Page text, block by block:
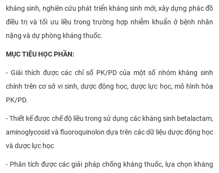
kháng sinh, nghiên cứu phát triển kháng sinh mới, xây dựng phác đồ
điều trị và tối ưu liều trong trường hợp nhiễm khuẩn ở bệnh nhân
nặng và dự phòng kháng thuốc.
MỤCTIÊU HỌC PHẦN:
- Giải thích được các chỉ số PK/PD của một số nhóm kháng sinh
chính trên cơ sở vi sinh, dược động học, dược lực học, mô hình hóa
PK/PD.
- Thiết kế được chế độ liều trong sử dụng các kháng sinh betalactam,
aminoglycosid và fluoroquinolon dựa trên các dữ liệu dược động học
và dược lực học
- Phân tích được các giải pháp chống kháng thuốc, lựa chọn kháng